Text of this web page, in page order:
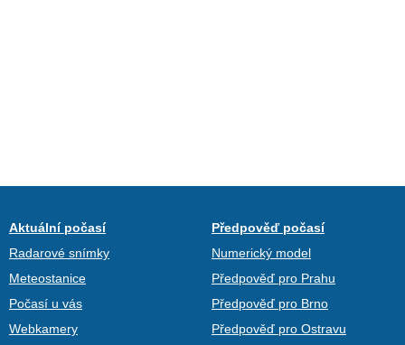
Aktuální počasí
Radarové snímky
Meteostanice
Počasí u vás
Webkamery
Předpověď počasí
Numerický model
Předpověď pro Prahu
Předpověď pro Brno
Předpověď pro Ostravu